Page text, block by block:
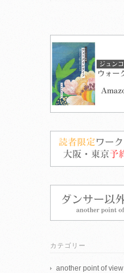
カテゴリー
another point of view